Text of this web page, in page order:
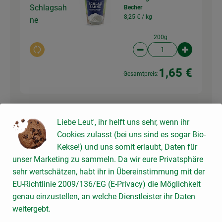
Schlagsah
ne
Auswahl ändern
Becher
8,25 € / kg
200g
Artikelanzahl
Gesamtpreis: 1,65 €
Du hast sicher:
1 EL
Butter
b* Butter Sauerrahm
Liebe Leut', ihr helft uns sehr, wenn ihr
Cookies zulasst (bei uns sind es sogar Bio-
Kekse!) und uns somit erlaubt, Daten für
unser Marketing zu sammeln. Da wir eure Privatsphäre
sehr wertschätzen, habt ihr in Übereinstimmung mit der
EU-Richtlinie 2009/136/EG (E-Privacy) die Möglichkeit
genau einzustellen, an welche Dienstleister ihr Daten
weitergebt.